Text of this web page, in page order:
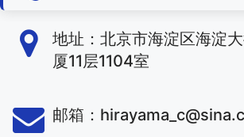
地址：北京市海淀区海淀
厦11层1104室
邮箱：